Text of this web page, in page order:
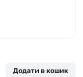
Додати в кошик